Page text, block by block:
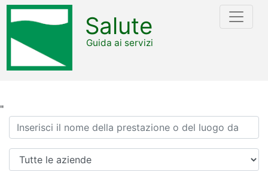
"
Salute
Guida ai servizi
Ricerca
Azienda